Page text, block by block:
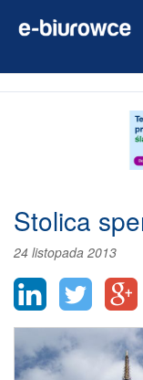
Stolica
24 listopada 2013